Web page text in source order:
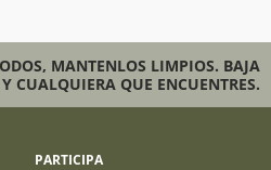
MANTENLOS LIMPIOS. BAJA
CUALQUIERA QUE ENCUENTRES.
PARTICIPA